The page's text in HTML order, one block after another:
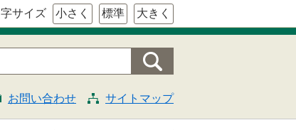
サイズ 小さく 標準 大きく
お問い合わせ サイトマップ